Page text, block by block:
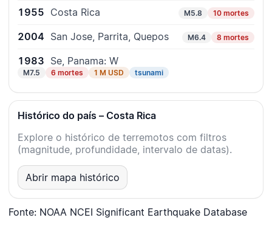
1955 Costa Rica M5.8 10 mortes
2004 San Jose, Parrita, Quepos M6.4 8 mortes
1983 Se, Panama: W
M7.5 6 mortes 1 M USD tsunami
Histórico do país – Costa Rica
Explore o histórico de terremotos com filtros
(magnitude, profundidade, intervalo de datas).
Abrir mapa histórico
Fonte: NOAA NCEI Significant Earthquake Database